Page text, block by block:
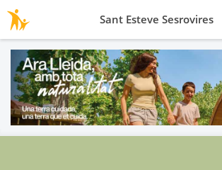
Sant Esteve Sesrovires